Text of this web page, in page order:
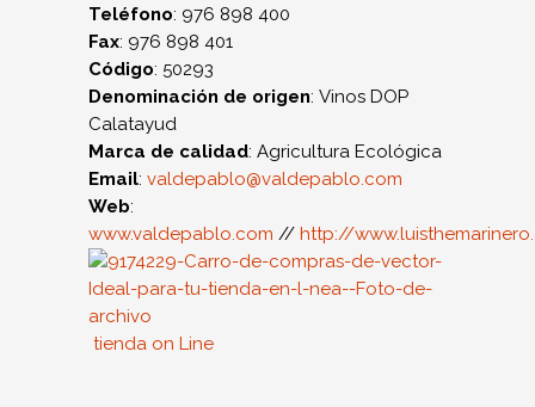
Teléfono: 976 898 400
Fax: 976 898 401
Código: 50293
Denominación de origen: Vinos DOP
Calatayud
Marca de calidad: Agricultura Ecológica
Email: valdepablo@valdepablo.com
Web:
www.valdepablo.com // http://
tienda on Line